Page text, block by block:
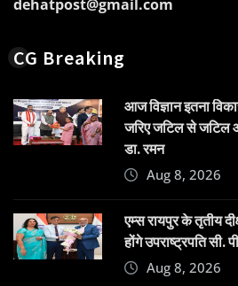
dehatpost@gmail.com
CG Breaking
आज विज्ञान इतना
जरिए जटिल से जटिल
डा. रमन
Aug 8, 2026
एम्स रायपुर के तृतीय
होंगे उपराष्ट्रपति सी.
Aug 8, 2026